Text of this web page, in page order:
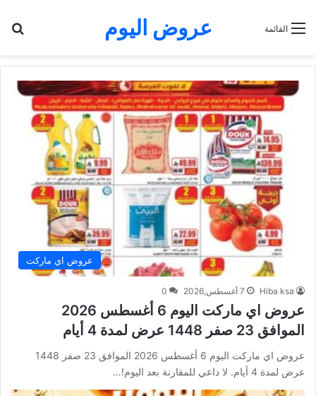
عروض اليوم القائمة
عروض اي ماركت
Hiba ksa 7 أغسطس,2026 0
عروض اي ماركت اليوم 6 أغسطس 2026
الموافق 23 صفر 1448 عرض لمدة 4 أيام
عروض اي ماركت اليوم 6 أغسطس 2026 الموافق 23 صفر 1448
عرض لمدة 4 أيام. لا داعي للمقارنة بعد اليوم!…